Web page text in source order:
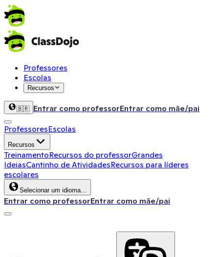
Professores
Escolas
Recursos
🇧🇷 Entrar como professorEntrar como mãe/pai
ProfessoresEscolas
Recursos
TreinamentoRecursos do professorGrandes
IdeiasCantinho de AtividadesRecursos para líderes
escolares
Selecionar um idioma…
Entrar como professorEntrar como mãe/pai